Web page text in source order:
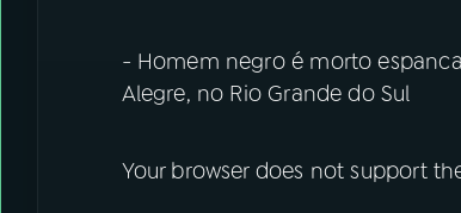
- Homem negro é morto
Alegre, no Rio Grande do Sul
Your browser does not support